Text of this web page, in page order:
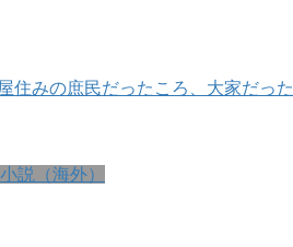
みの庶民だったころ、大家だっ
説（海外）